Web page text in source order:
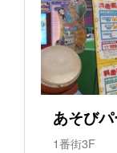
あそび
1番街3F